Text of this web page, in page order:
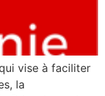
vise à faciliter
la